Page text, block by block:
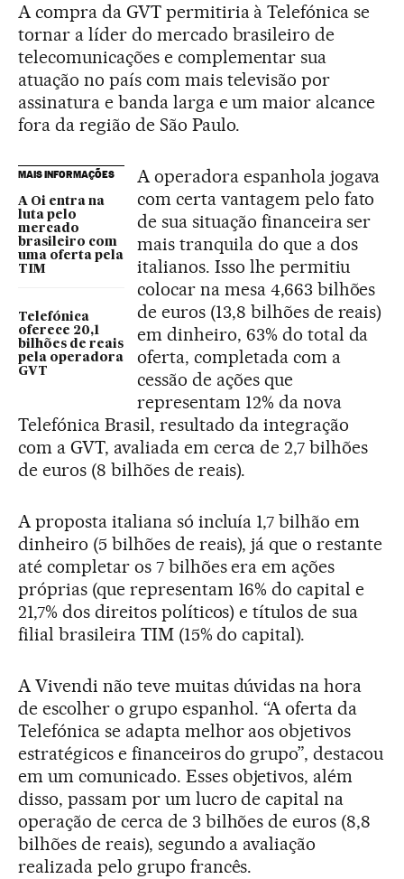
A compra da GVT permitiria à Telefónica se
tornar a líder do mercado brasileiro de
telecomunicações e complementar sua
atuação no país com mais televisão por
assinatura e banda larga e um maior alcance
fora da região de São Paulo.
MAIS INFORMAÇÕES
A Oi entra na
luta pelo
mercado
brasileiro com
uma oferta pela
TIM
Telefónica
oferece 20,1
bilhões de reais
pela operadora
GVT
A operadora espanhola jogava
com certa vantagem pelo fato
de sua situação financeira ser
mais tranquila do que a dos
italianos. Isso lhe permitiu
colocar na mesa 4,663 bilhões
de euros (13,8 bilhões de reais)
em dinheiro, 63% do total da
oferta, completada com a
cessão de ações que
representam 12% da nova
Telefónica Brasil, resultado da integração
com a GVT, avaliada em cerca de 2,7 bilhões
de euros (8 bilhões de reais).
A proposta italiana só incluía 1,7 bilhão em
dinheiro (5 bilhões de reais), já que o restante
até completar os 7 bilhões era em ações
próprias (que representam 16% do capital e
21,7% dos direitos políticos) e títulos de sua
filial brasileira TIM (15% do capital).
A Vivendi não teve muitas dúvidas na hora
de escolher o grupo espanhol. “A oferta da
Telefónica se adapta melhor aos objetivos
estratégicos e financeiros do grupo”, destacou
em um comunicado. Esses objetivos, além
disso, passam por um lucro de capital na
operação de cerca de 3 bilhões de euros (8,8
bilhões de reais), segundo a avaliação
realizada pelo grupo francês.